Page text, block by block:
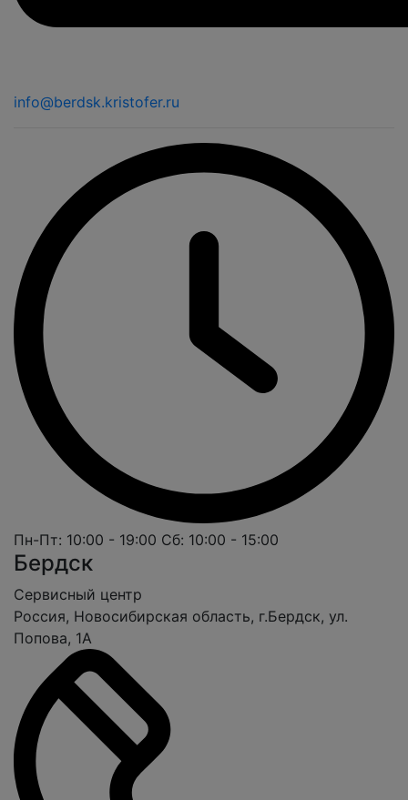
info@berdsk.kristofer.ru
Пн-Пт: 10:00 - 19:00 Сб: 10:00 - 15:00
Бердск
Cервисный центр
Россия, Новосибирская область, г.Бердск, ул.
Попова, 1А